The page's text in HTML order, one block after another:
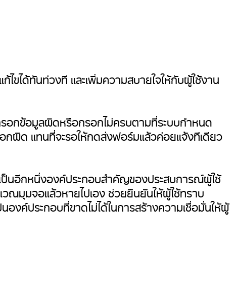
ขได้ทันท่วงที และเพิ่มความสบายใจให้กับผู้ใช้งาน
อกข้อมูลผิดหรือกรอกไม่ครบตามที่ระบบกำหนด
ผิด แทนที่จะรอให้กดส่งฟอร์มแล้วค่อยแจ้งทีเดียว
นอีกหนึ่งองค์ประกอบสำคัญของประสบการณ์ผู้ใช้
ณมุมจอแล้วหายไปเอง ช่วยยืนยันให้ผู้ใช้ทราบ
งค์ประกอบที่ขาดไม่ได้ในการสร้างความเชื่อมั่นให้ผู้